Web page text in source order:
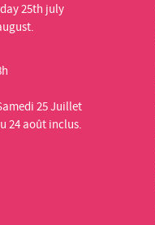
25th july
25 Juillet
24 août inclus.